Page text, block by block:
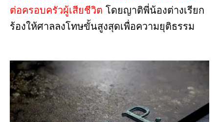
ต่อครอบครัวผู้เสียชีวิต โดยญาติพี่น้องต่างเรียก
ร้องให้ศาลลงโทษขั้นสูงสุดเพื่อความยุติธรรม